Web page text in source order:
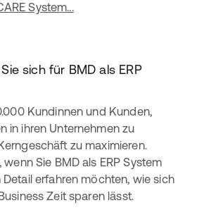
System...
sich für BMD als ERP
Kundinnen und Kunden,
in ihren Unternehmen zu
zu maximieren.
Sie BMD als ERP System
erfahren möchten, wie sich
Zeit sparen lässt.